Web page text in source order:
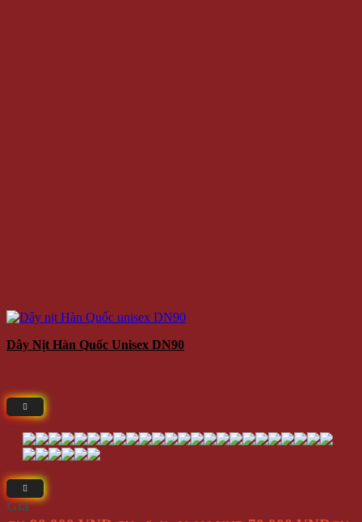
Dây Nịt Hàn Quốc Unisex DN90
Giá